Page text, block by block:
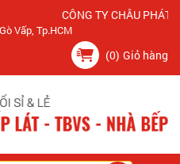
CÔNG TY CHÂU PHÁT KÍNH
Vấp, Tp.HCM
(0) Giỏ hàng